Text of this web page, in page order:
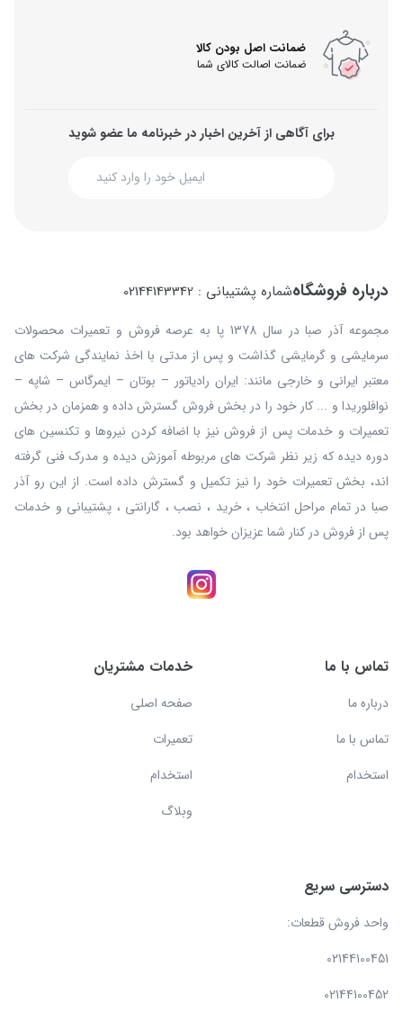
ضمانت اصل بودن کالا
ضمانت اصالت کالای شما
برای آگاهی از آخرین اخبار در خبرنامه ما عضو شوید
درباره فروشگاهشماره پشتیبانی : 02144143342
مجموعه آذر صبا در سال 1378 پا به عرصه فروش و تعمیرات محصولات
سرمایشی و گرمایشی گذاشت و پس از مدتی با اخذ نمایندگی شرکت های
معتبر ایرانی و خارجی مانند: ایران رادیاتور – بوتان – ایمرگاس – شاپه –
نوافلوریدا و ... کار خود را در بخش فروش گسترش داده و همزمان در بخش
تعمیرات و خدمات پس از فروش نیز با اضافه کردن نیروها و تکنسین های
دوره دیده که زیر نظر شرکت های مربوطه آموزش دیده و مدرک فنی گرفته
اند، بخش تعمیرات خود را نیز تکمیل و گسترش داده است. از این رو آذر
صبا در تمام مراحل انتخاب ، خرید ، نصب ، گارانتی ، پشتیبانی و خدمات
پس از فروش در کنار شما عزیزان خواهد بود.
تماس با ما
درباره ما
تماس با ما
استخدام
خدمات مشتریان
صفحه اصلی
تعمیرات
استخدام
وبلاگ
دسترسی سریع
واحد فروش قطعات:
02144100451
02144100452